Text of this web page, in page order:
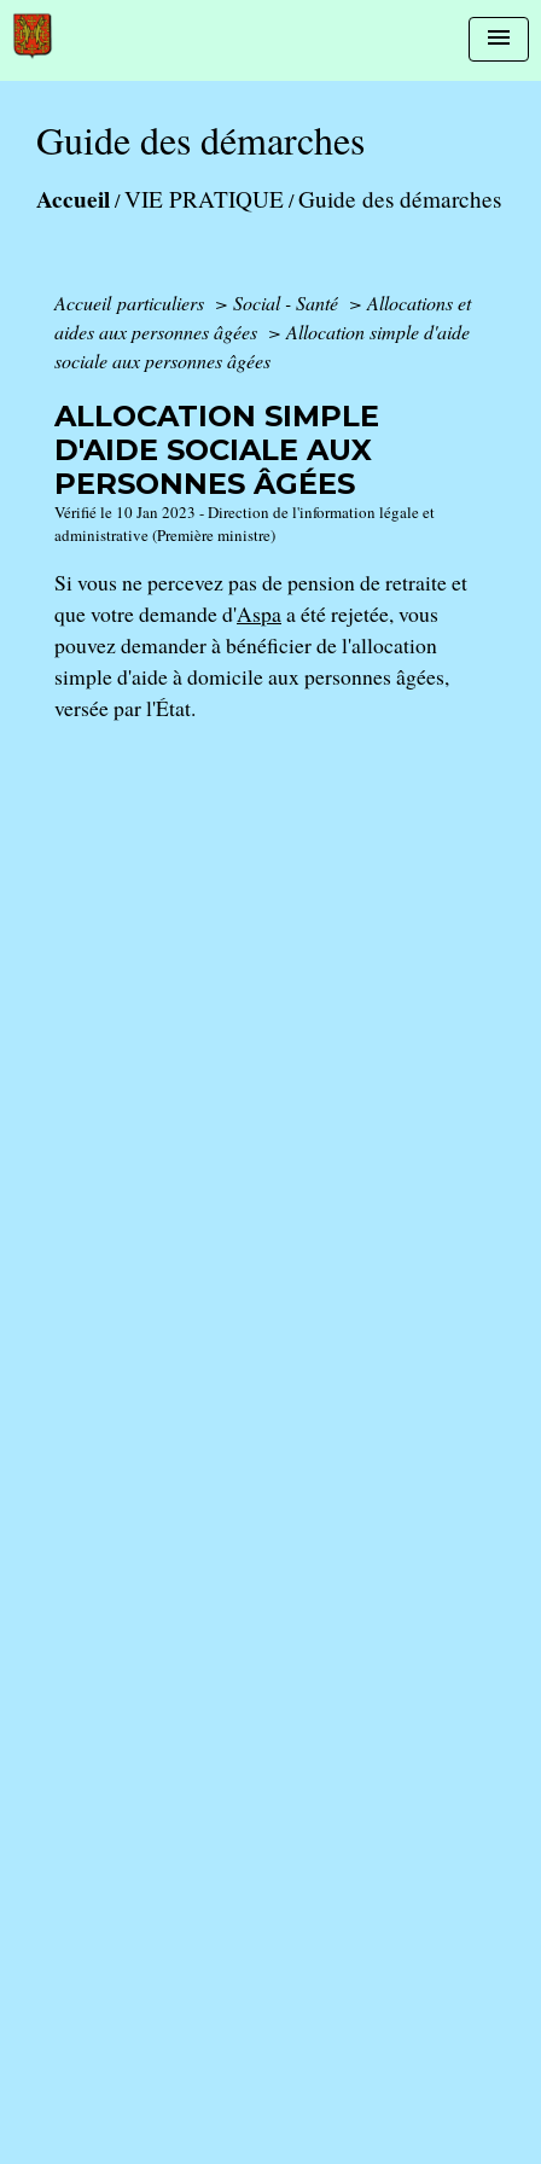
menu
Guide des démarches
Accueil/VIE PRATIQUE/Guide des démarches
Accueil particuliers > Social - Santé > Allocations et
aides aux personnes âgées > Allocation simple d'aide
sociale aux personnes âgées
ALLOCATION SIMPLE
D'AIDE SOCIALE AUX
PERSONNES ÂGÉES
Vérifié le 10 Jan 2023 - Direction de l'information légale et
administrative (Première ministre)
Si vous ne percevez pas de pension de retraite et
que votre demande d'Aspaa été rejetée, vous
pouvez demander à bénéficier de l'allocation
simple d'aide à domicile aux personnes âgées,
versée par l'État.